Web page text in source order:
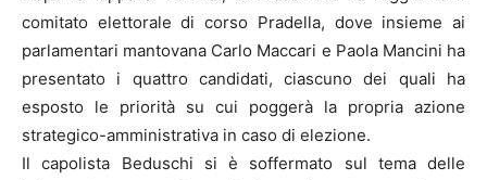
comitato elettorale di corso Pradella, dove insieme ai
parlamentari mantovana Carlo Maccari e Paola Mancini ha
presentato i quattro candidati, ciascuno dei quali ha
esposto le priorità su cui poggerà la propria azione
strategico-amministrativa in caso di elezione.
Il capolista Beduschi si è soffermato sul tema delle